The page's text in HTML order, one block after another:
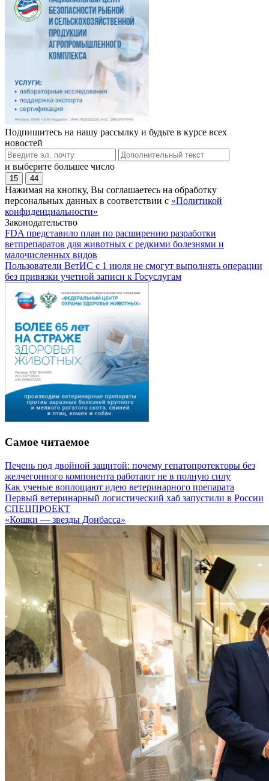
Подпишитесь на нашу рассылку и будьте в курсе всех
новостей
и выберите большее число
15 44
Нажимая на кнопку, Вы соглашаетесь на обработку
персональных данных в соответствии с «Политикой
конфиденциальности»
Законодательство
FDA представило план по расширению разработки
ветпрепаратов для животных с редкими болезнями и
малочисленных видов
Пользователи ВетИС с 1 июля не смогут выполнять операции
без привязки учетной записи к Госуслугам
Самое читаемое
Печень под двойной защитой: почему гепатопротекторы без
желчегонного компонента работают не в полную силу
Как ученые воплощают идею ветеринарного препарата
Первый ветеринарный логистический хаб запустили в России
СПЕЦПРОЕКТ
«Кошки — звезды Донбасса»